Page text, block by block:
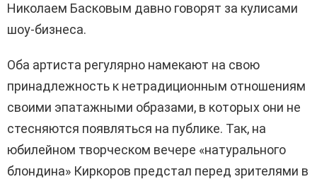
Николаем Басковым давно говорят за кулисами
шоу-бизнеса.
Оба артиста регулярно намекают на свою
принадлежность к нетрадиционным отношениям
своими эпатажными образами, в которых они не
стесняются появляться на публике. Так, на
юбилейном творческом вечере «натурального
блондина» Киркоров предстал перед зрителями в